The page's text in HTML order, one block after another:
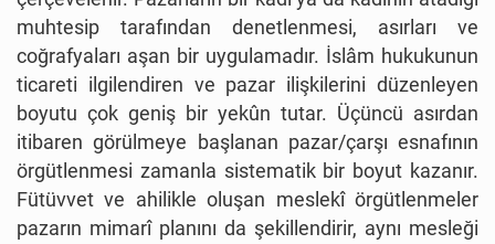
muhtesip tarafından denetlenmesi, asırları ve
coğrafyaları aşan bir uygulamadır. İslâm hukukunun
ticareti ilgilendiren ve pazar ilişkilerini düzenleyen
boyutu çok geniş bir yekûn tutar. Üçüncü asırdan
itibaren görülmeye başlanan pazar/çarşı esnafının
örgütlenmesi zamanla sistematik bir boyut kazanır.
Fütüvvet ve ahilikle oluşan meslekî örgütlenmeler
pazarın mimarî planını da şekillendirir, aynı mesleği